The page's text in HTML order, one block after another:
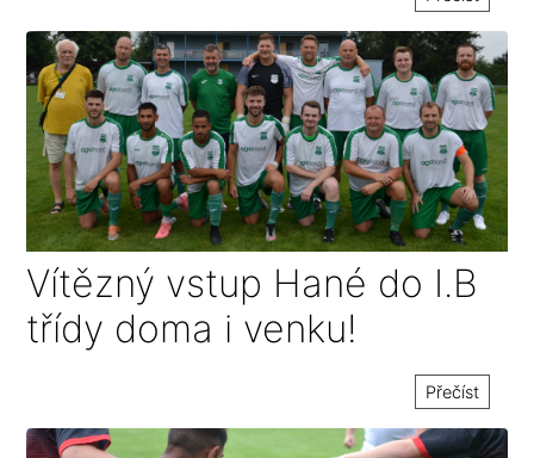
Vítězný vstup Hané do I.B
třídy doma i venku!
Přečíst